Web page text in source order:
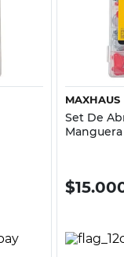
MAXHAUS
Set De
Manguera
$